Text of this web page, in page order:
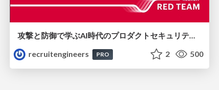
攻撃と防御で学ぶAI時代のプロダクトセキュリティ演習
recruitengineers
PRO 2 500